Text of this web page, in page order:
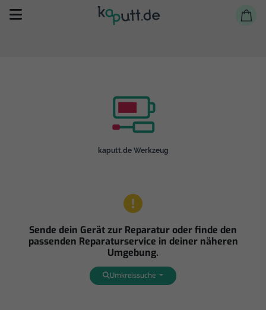
Selbst reparieren
kaputt.de Werkzeug
Sende dein Gerät zur Reparatur oder finde den
passenden Reparaturservice in deiner näheren
Umgebung.
Umkreissuche